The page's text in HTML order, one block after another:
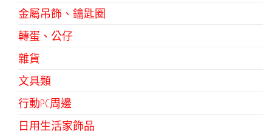
金屬吊飾、鑰匙圈
轉蛋、公仔
雜貨
文具類
行動PC周邊
日用生活家飾品